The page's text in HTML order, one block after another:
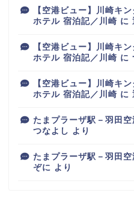
【空港ビュー】川崎キ
ホテル 宿泊記／川崎 に
【空港ビュー】川崎キ
ホテル 宿泊記／川崎 に
【空港ビュー】川崎キ
ホテル 宿泊記／川崎 に
たまプラーザ駅－羽田
つなよし より
たまプラーザ駅－羽田
ぞに より